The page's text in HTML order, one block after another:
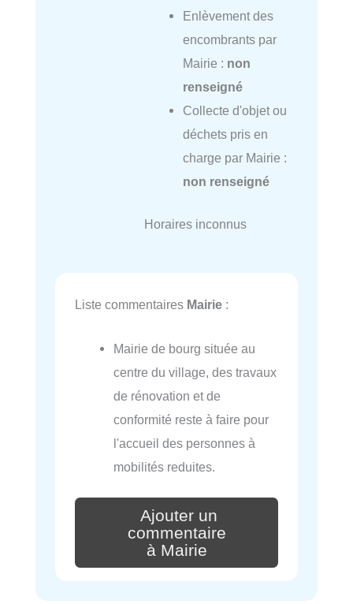
Enlèvement des
encombrants par
Mairie : non
renseigné
Collecte d'objet ou
déchets pris en
charge par Mairie :
non renseigné
Horaires inconnus
Liste commentaires Mairie :
Mairie de bourg située au
centre du village, des travaux
de rénovation et de
conformité reste à faire pour
l'accueil des personnes à
mobilités reduites.
Ajouter un
commentaire
à Mairie